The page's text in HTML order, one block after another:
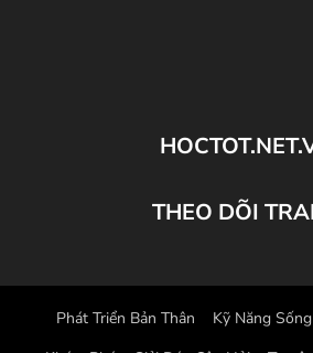
THEO DÕI
Phát Triển Bản Thân Kỹ Năng Sống